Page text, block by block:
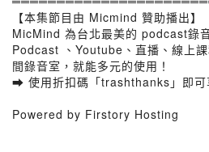
【本集節目由 Micmind 贊助播出】
MicMind 為台北最美的 podcast錄
Podcast 、Youtube、直播、線上
間錄音室，就能多元的使用！
➡ 使用折扣碼「trashthanks」即可
Powered by Firstory Hosting